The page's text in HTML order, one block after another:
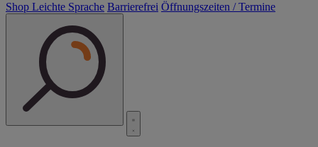
Shop Leichte Sprache Barrierefrei Öffnungszeiten / Termine